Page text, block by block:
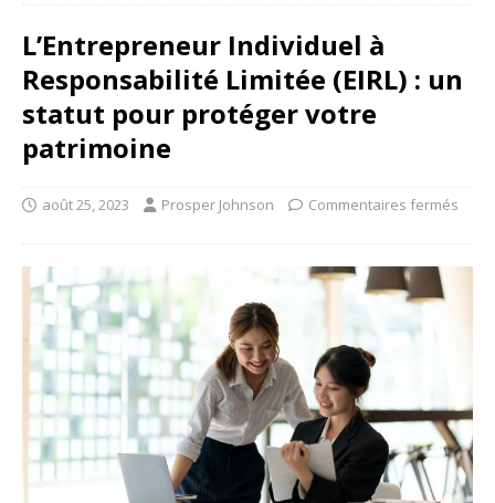
L’Entrepreneur Individuel à
Responsabilité Limitée (EIRL) : un
statut pour protéger votre
patrimoine
août 25, 2023 Prosper Johnson Commentaires fermés